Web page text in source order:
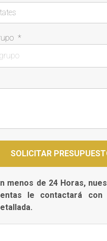
*
menos de 24 Horas,
le contactará con